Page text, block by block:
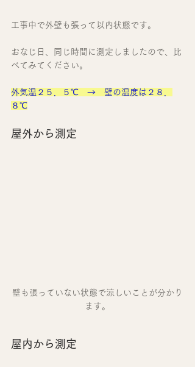
工事中で外壁も張って以内状態です。
おなじ日、同じ時間に測定しましたので、比
べてみてください。
外気温２５．５℃　→　壁の温度は２８．
８℃
屋外から測定
壁も張っていない状態で涼しいことが分かり
ます。
屋内から測定